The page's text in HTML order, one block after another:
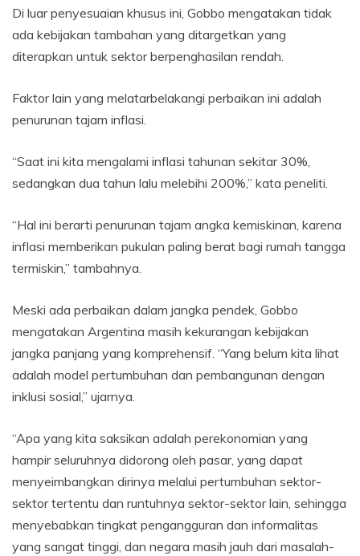
Di luar penyesuaian khusus ini, Gobbo mengatakan tidak
ada kebijakan tambahan yang ditargetkan yang
diterapkan untuk sektor berpenghasilan rendah.
Faktor lain yang melatarbelakangi perbaikan ini adalah
penurunan tajam inflasi.
“Saat ini kita mengalami inflasi tahunan sekitar 30%,
sedangkan dua tahun lalu melebihi 200%,” kata peneliti.
“Hal ini berarti penurunan tajam angka kemiskinan, karena
inflasi memberikan pukulan paling berat bagi rumah tangga
termiskin,” tambahnya.
Meski ada perbaikan dalam jangka pendek, Gobbo
mengatakan Argentina masih kekurangan kebijakan
jangka panjang yang komprehensif. “Yang belum kita lihat
adalah model pertumbuhan dan pembangunan dengan
inklusi sosial,” ujarnya.
“Apa yang kita saksikan adalah perekonomian yang
hampir seluruhnya didorong oleh pasar, yang dapat
menyeimbangkan dirinya melalui pertumbuhan sektor-
sektor tertentu dan runtuhnya sektor-sektor lain, sehingga
menyebabkan tingkat pengangguran dan informalitas
yang sangat tinggi, dan negara masih jauh dari masalah-